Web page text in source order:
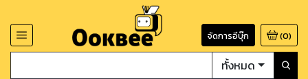
จัดการอีบุ๊ก (0)
ทั้งหมด